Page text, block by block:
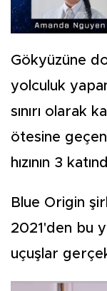
Gökyüzüne
yolculuk
sınırı olarak
ötesine
hızının 3
Blue Origin
2021'den bu
uçuşlar